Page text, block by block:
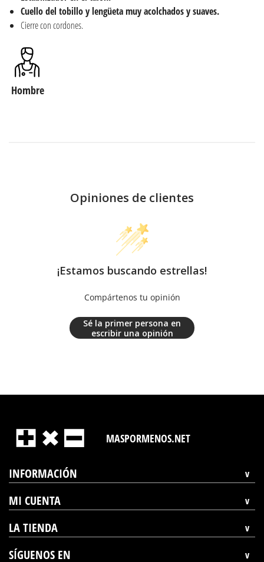
Cuello del tobillo y lengüeta muy acolchados y suaves.
Cierre con cordones.
Hombre
Opiniones de clientes
¡Estamos buscando estrellas!
Compártenos tu opinión
Sé la primer persona en
escribir una opinión
MASPORMENOS.NET
INFORMACIÓN
MI CUENTA
LA TIENDA
SÍGUENOS EN